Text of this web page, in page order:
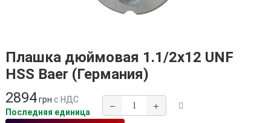
Плашка дюймовая 1.1/2х12 UNF
HSS Baer (Германия)
2894грн с НДС
Последняя единица
− +